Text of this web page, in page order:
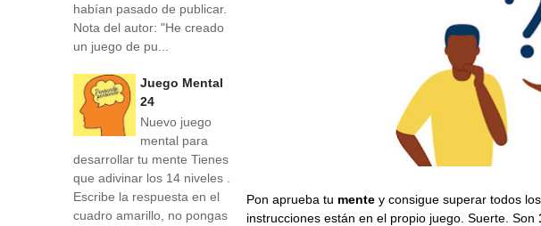
Pon aprueba tu mente y consigue superar todos
instrucciones están en el propio juego. Suerte. Son
habían pasado de publicar.
Nota del autor: "He creado
un juego de pu...
Juego Mental
24
Nuevo juego
mental para
desarrollar tu mente Tienes
que adivinar los 14 niveles .
Escribe la respuesta en el
cuadro amarillo, no pongas